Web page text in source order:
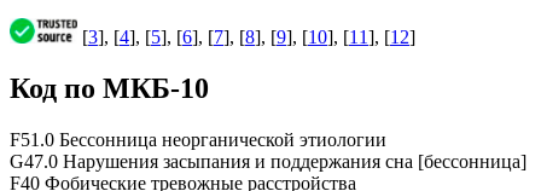
[3], [4], [5], [6], [7], [8], [9], [10], [11], [12]
Код по МКБ-10
F51.0 Бессонница неорганической этиологии
G47.0 Нарушения засыпания и поддержания сна [бессонница]
F40 Фобические тревожные расстройства